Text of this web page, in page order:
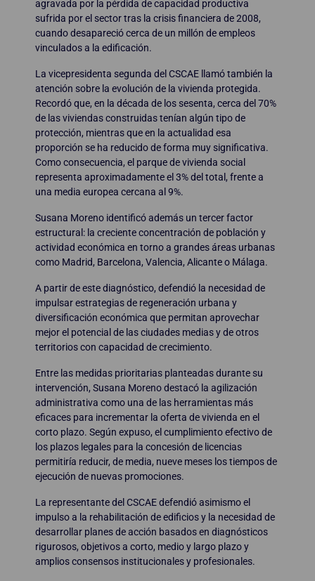
agravada por la pérdida de capacidad productiva
sufrida por el sector tras la crisis financiera de 2008,
cuando desapareció cerca de un millón de empleos
vinculados a la edificación.
La vicepresidenta segunda del CSCAE llamó también la
atención sobre la evolución de la vivienda protegida.
Recordó que, en la década de los sesenta, cerca del 70%
de las viviendas construidas tenían algún tipo de
protección, mientras que en la actualidad esa
proporción se ha reducido de forma muy significativa.
Como consecuencia, el parque de vivienda social
representa aproximadamente el 3% del total, frente a
una media europea cercana al 9%.
Susana Moreno identificó además un tercer factor
estructural: la creciente concentración de población y
actividad económica en torno a grandes áreas urbanas
como Madrid, Barcelona, Valencia, Alicante o Málaga.
A partir de este diagnóstico, defendió la necesidad de
impulsar estrategias de regeneración urbana y
diversificación económica que permitan aprovechar
mejor el potencial de las ciudades medias y de otros
territorios con capacidad de crecimiento.
Entre las medidas prioritarias planteadas durante su
intervención, Susana Moreno destacó la agilización
administrativa como una de las herramientas más
eficaces para incrementar la oferta de vivienda en el
corto plazo. Según expuso, el cumplimiento efectivo de
los plazos legales para la concesión de licencias
permitiría reducir, de media, nueve meses los tiempos de
ejecución de nuevas promociones.
La representante del CSCAE defendió asimismo el
impulso a la rehabilitación de edificios y la necesidad de
desarrollar planes de acción basados en diagnósticos
rigurosos, objetivos a corto, medio y largo plazo y
amplios consensos institucionales y profesionales.